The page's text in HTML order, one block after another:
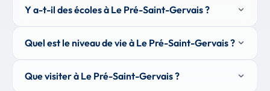
Y a-t-il des écoles à Le Pré-Saint-Gervais ?
Quel est le niveau de vie à Le Pré-Saint-Gervais ?
Que visiter à Le Pré-Saint-Gervais ?